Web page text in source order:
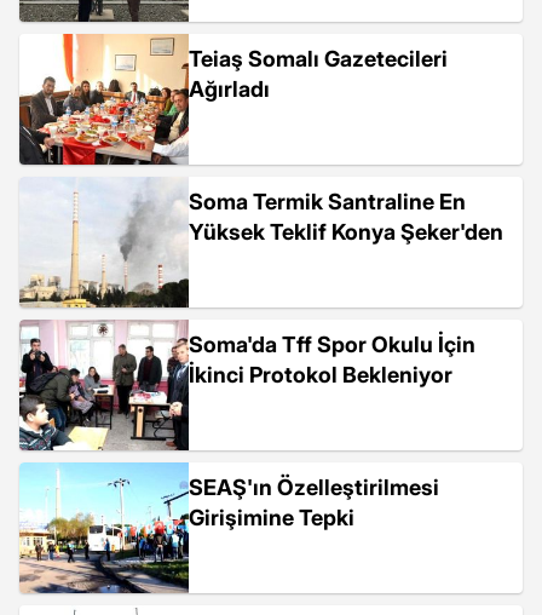
Teiaş Somalı Gazetecileri
Ağırladı
Soma Termik Santraline En
Yüksek Teklif Konya Şeker'den
Soma'da Tff Spor Okulu İçin
İkinci Protokol Bekleniyor
SEAŞ'ın Özelleştirilmesi
Girişimine Tepki